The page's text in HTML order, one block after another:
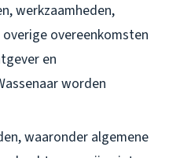
werkzaamheden,
overeenkomsten
en
worden
waaronder algemene